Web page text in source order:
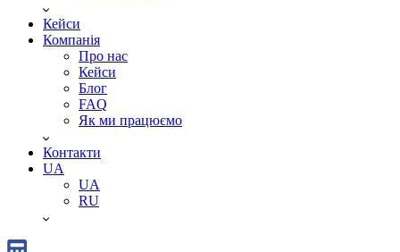
Кейси
Компанія
Про нас
Кейси
Блог
FAQ
Як ми працюємо
Контакти
UA
UA
RU